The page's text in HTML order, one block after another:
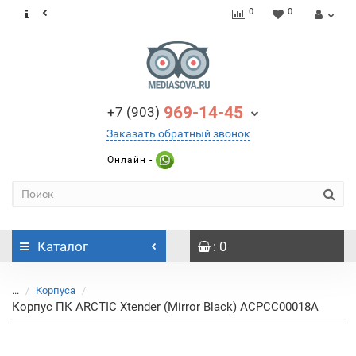
0 0
+7 (903) 969-14-45
Заказать обратный звонок
Онлайн -
Каталог : 0
... Корпуса
Корпус ПК ARCTIC Xtender (Mirror Black) ACPCC00018A